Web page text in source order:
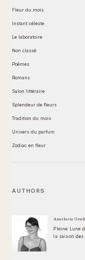
Fleur du mois
Instant céleste
Le laboratoire
Non classé
Poêmes
Romans
Salon littéraire
Splendeur de fleurs
Tradition du mois
Univers du parfum
Zodiac en fleur
AUTHORS
Anastasia
Pleine Lune
la saison